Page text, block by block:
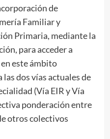
de
Familiar y
Primaria, mediante la
para acceder a
este ámbito
dos vías actuales de
(Vía EIR y Vía
ponderación entre
otros colectivos